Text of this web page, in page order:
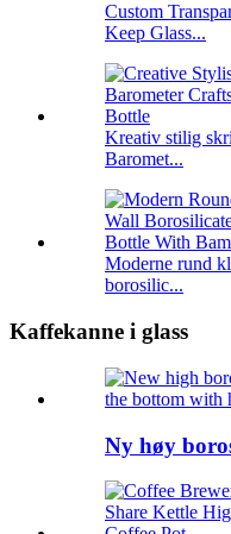
Custom
Keep Glass...
Kreativ stilig
Baromet...
Moderne rund
borosilic...
Kaffekanne i glass
Ny høy